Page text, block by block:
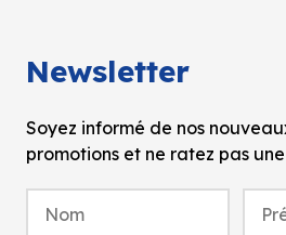
Newsletter
Soyez informé de nos
promotions et ne ratez pas